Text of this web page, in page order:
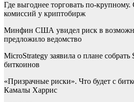
Где выгоднее торговать по-
комиссий у криптобирж
Минфин США увидел риск в
предложило ведомство
MicroStrategy заявила о плане
биткоинов
«Призрачные риски». Что будет с
Камалы Харрис